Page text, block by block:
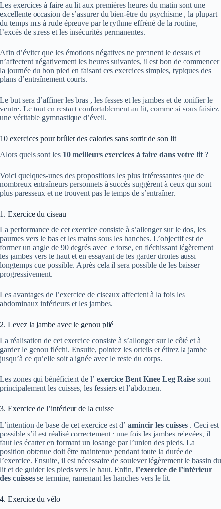
Les exercices à faire au lit aux premières heures du matin sont une
excellente occasion de s’assurer du bien-être du psychisme , la plupart
du temps mis à rude épreuve par le rythme effréné de la routine,
l’excès de stress et les insécurités permanentes.
Afin d’éviter que les émotions négatives ne prennent le dessus et
n’affectent négativement les heures suivantes, il est bon de commencer
la journée du bon pied en faisant ces exercices simples, typiques des
plans d’entraînement courts.
Le but sera d’affiner les bras , les fesses et les jambes et de tonifier le
ventre. Le tout en restant confortablement au lit, comme si vous faisiez
une véritable gymnastique d’éveil.
10 exercices pour brûler des calories sans sortir de son lit
Alors quels sont les 10 meilleurs exercices à faire dans votre lit ?
Voici quelques-unes des propositions les plus intéressantes que de
nombreux entraîneurs personnels à succès suggèrent à ceux qui sont
plus paresseux et ne trouvent pas le temps de s’entraîner.
1. Exercice du ciseau
La performance de cet exercice consiste à s’allonger sur le dos, les
paumes vers le bas et les mains sous les hanches. L’objectif est de
former un angle de 90 degrés avec le torse, en fléchissant légèrement
les jambes vers le haut et en essayant de les garder droites aussi
longtemps que possible. Après cela il sera possible de les baisser
progressivement.
Les avantages de l’exercice de ciseaux affectent à la fois les
abdominaux inférieurs et les jambes.
2. Levez la jambe avec le genou plié
La réalisation de cet exercice consiste à s’allonger sur le côté et à
garder le genou fléchi. Ensuite, pointez les orteils et étirez la jambe
jusqu’à ce qu’elle soit alignée avec le reste du corps.
Les zones qui bénéficient de l’ exercice Bent Knee Leg Raise sont
principalement les cuisses, les fessiers et l’abdomen.
3. Exercice de l’intérieur de la cuisse
L’intention de base de cet exercice est d’ amincir les cuisses . Ceci est
possible s’il est réalisé correctement : une fois les jambes relevées, il
faut les écarter en formant un losange par l’union des pieds. La
position obtenue doit être maintenue pendant toute la durée de
l’exercice. Ensuite, il est nécessaire de soulever légèrement le bassin du
lit et de guider les pieds vers le haut. Enfin, l’exercice de l’intérieur
des cuisses se termine, ramenant les hanches vers le lit.
4. Exercice du vélo